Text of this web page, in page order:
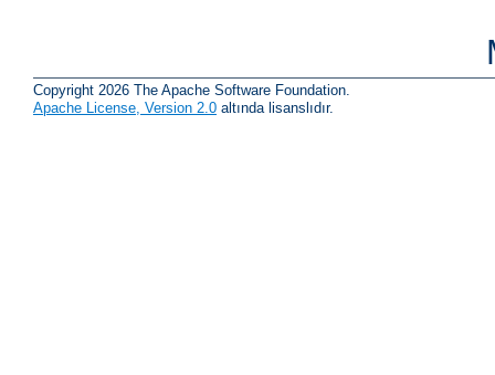
Copyright 2026 The Apache Software Foundation.
Apache License, Version 2.0 altında lisanslıdır.